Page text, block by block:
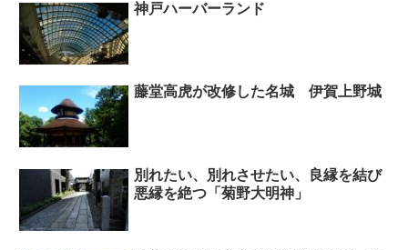
神戸ハーバーランド
藤堂高虎が改修した名城 伊賀上野城
別れたい、別れさせたい、良縁を結び
悪縁を絶つ「菊野大明神」